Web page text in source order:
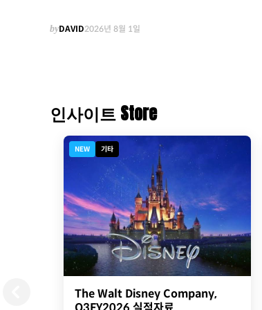
byDAVID2026년 8월 1일
인사이트 Store
NEW 기타
The Walt Disney Company,